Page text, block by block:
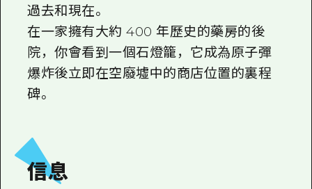
世界遺產
學習·體驗
標準
藝北
宮島周邊
東山口
宮島周邊
東山口
愛媛
輔助流量摘要
設施擁堵
超值遊覽門票
新聞
過去和現在。
在一家擁有大約 400 年歷史的藥房的後
院，你會看到一個石燈籠，它成為原子彈
爆炸後立即在空廢墟中的商店位置的裏程
碑。
信息